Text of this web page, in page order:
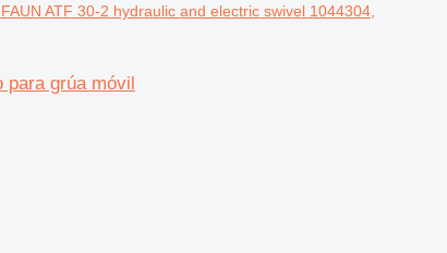
FAUN ATF 30-2 hydraulic and electric swivel 1044304,
para grúa móvil